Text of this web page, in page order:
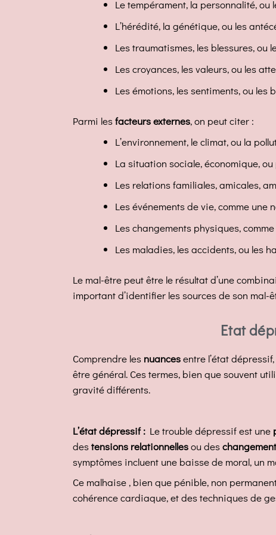
Le tempérament, la personnalité,
L’hérédité, la génétique, ou les
Les traumatismes, les blessures, ou
Les croyances, les valeurs, ou les
Les émotions, les sentiments, ou les
Parmi lesfacteurs externes, on peut citer :
L’environnement, le climat, ou la
La situation sociale, économique,
Les relations familiales, amicales,
Les événements de vie, comme
Les changements physiques,
Les maladies, les accidents, ou les
Le mal-être peut être le résultat d’une
important d’identifier les sources de son
Etat
Comprendre les nuancesentre l’état
être général. Ces termes, bien que souvent
gravité différents.
L’état dépressif : Le trouble dépressif est une
destensions relationnellesou des
symptômes incluent une baisse de moral, un
Ce malhaise , bien que pénible, non
cohérence cardiaque, et des techniques de